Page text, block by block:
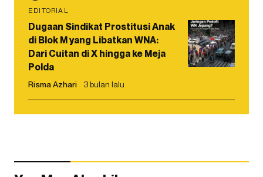
EDITORIAL
Dugaan Sindikat Prostitusi Anak
di Blok M yang Libatkan WNA:
Dari Cuitan di X hingga ke Meja
Polda
Risma Azhari 3 bulan lalu